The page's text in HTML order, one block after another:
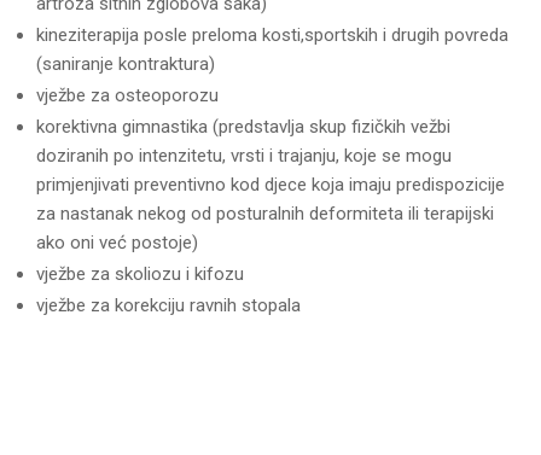
kineziterapija posle preloma kosti,sportskih i drugih povreda
(saniranje kontraktura)
vježbe za osteoporozu
korektivna gimnastika (predstavlja skup fizičkih vežbi
doziranih po intenzitetu, vrsti i trajanju, koje se mogu
primjenjivati preventivno kod djece koja imaju predispozicije
za nastanak nekog od posturalnih deformiteta ili terapijski
ako oni već postoje)
vježbe za skoliozu i kifozu
vježbe za korekciju ravnih stopala